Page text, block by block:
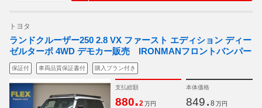
トヨタ
ランドクルーザー250 2.8 VX ファースト エディション ディー
ゼルターボ 4WD デモカー販売 IRONMANフロントバンパー
保証付 車両品質保証書付 購入プラン付き
支払総額
880.2 万円
本体価格
849. 8 万円